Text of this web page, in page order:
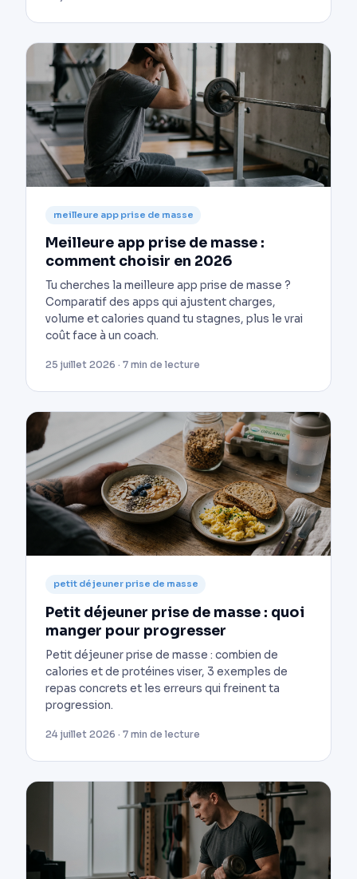
meilleure app prise de masse
Meilleure app prise de masse :
comment choisir en 2026
Tu cherches la meilleure app prise de masse ?
Comparatif des apps qui ajustent charges,
volume et calories quand tu stagnes, plus le vrai
coût face à un coach.
25 juillet 2026 · 7 min de lecture
petit déjeuner prise de masse
Petit déjeuner prise de masse : quoi
manger pour progresser
Petit déjeuner prise de masse : combien de
calories et de protéines viser, 3 exemples de
repas concrets et les erreurs qui freinent ta
progression.
24 juillet 2026 · 7 min de lecture